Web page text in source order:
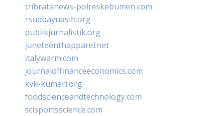
tribratanews-polreskebumen.com
rsudbayuasih.org
publikjurnalistik.org
juneteenthapparel.net
italywarm.com
journaloffinanceeconomics.com
kvk-kumari.org
foodscienceandtechnology.com
scisportsscience.com